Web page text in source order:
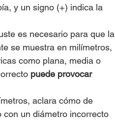
y un signo (+) indica la
es necesario para que la
se muestra en milímetros,
como plana, media o
puede provocar
aclara cómo de
con un diámetro incorrecto